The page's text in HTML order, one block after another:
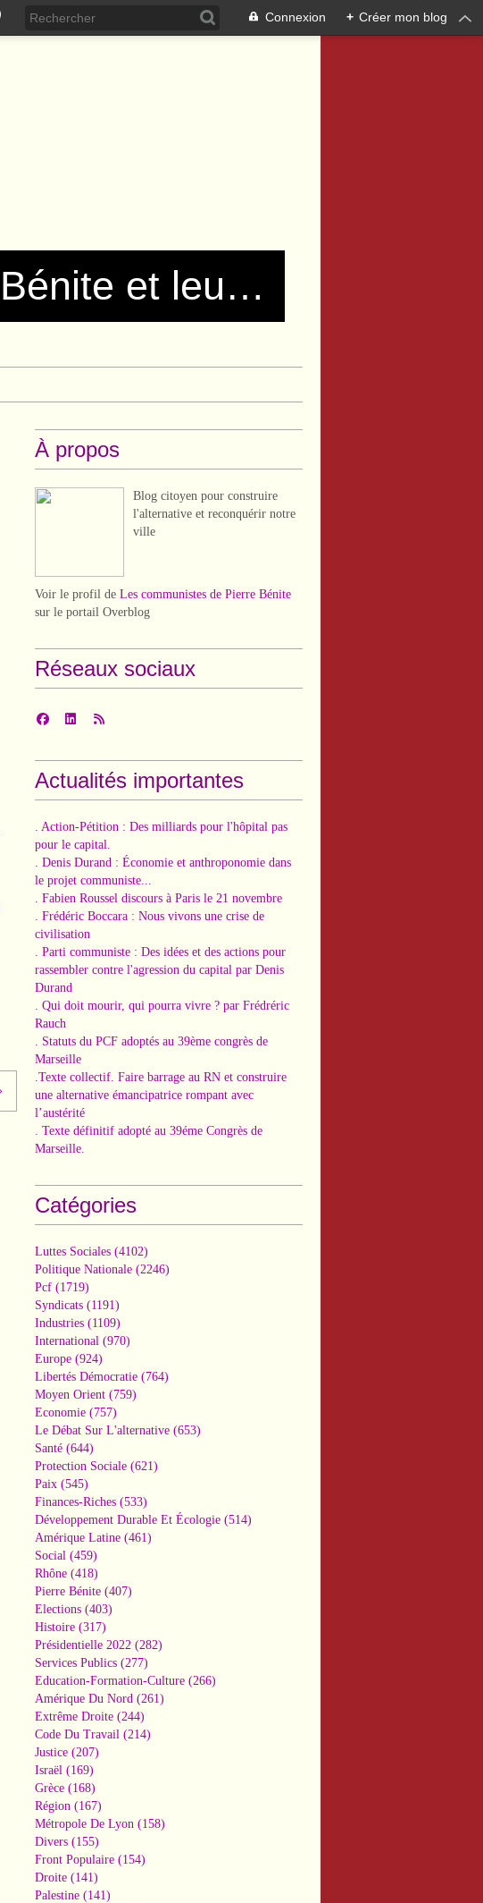
Connexion + Créer mon blog
Les communistes de Pierre Bénite et leurs amis !
À propos
Blog citoyen pour construire
l'alternative et reconquérir notre
ville
Voir le profil de Les communistes de Pierre Bénite
sur le portail Overblog
Réseaux sociaux
Actualités importantes
. Action-Pétition : Des milliards pour l'hôpital pas
pour le capital.
. Denis Durand : Économie et anthroponomie dans
le projet communiste...
. Fabien Roussel discours à Paris le 21 novembre
. Frédéric Boccara : Nous vivons une crise de
civilisation
. Parti communiste : Des idées et des actions pour
rassembler contre l'agression du capital par Denis
Durand
. Qui doit mourir, qui pourra vivre ? par Frédréric
Rauch
. Statuts du PCF adoptés au 39ème congrès de
Marseille
.Texte collectif. Faire barrage au RN et construire
une alternative émancipatrice rompant avec
l’austérité
. Texte définitif adopté au 39éme Congrès de
Marseille.
Catégories
Luttes Sociales (4102)
Politique Nationale (2246)
Pcf (1719)
Syndicats (1191)
Industries (1109)
International (970)
Europe (924)
Libertés Démocratie (764)
Moyen Orient (759)
Economie (757)
Le Débat Sur L'alternative (653)
Santé (644)
Protection Sociale (621)
Paix (545)
Finances-Riches (533)
Développement Durable Et Écologie (514)
Amérique Latine (461)
Social (459)
Rhône (418)
Pierre Bénite (407)
Elections (403)
Histoire (317)
Présidentielle 2022 (282)
Services Publics (277)
Education-Formation-Culture (266)
Amérique Du Nord (261)
Extrême Droite (244)
Code Du Travail (214)
Justice (207)
Israël (169)
Grèce (168)
Région (167)
Métropole De Lyon (158)
Divers (155)
Front Populaire (154)
Droite (141)
Palestine (141)